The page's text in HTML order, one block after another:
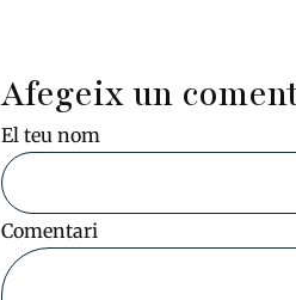
Afegeix un
El teu nom
Comentari